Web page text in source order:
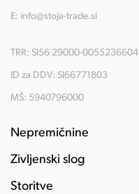
E: info@stoja-trade.si
TRR: SI56 29000-0055236604
ID za DDV: SI66771803
MŠ: 5940796000
Nepremičnine
Življenski slog
Storitve